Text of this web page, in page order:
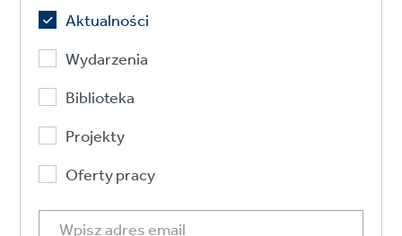
Aktualności
Wydarzenia
Biblioteka
Projekty
Oferty pracy